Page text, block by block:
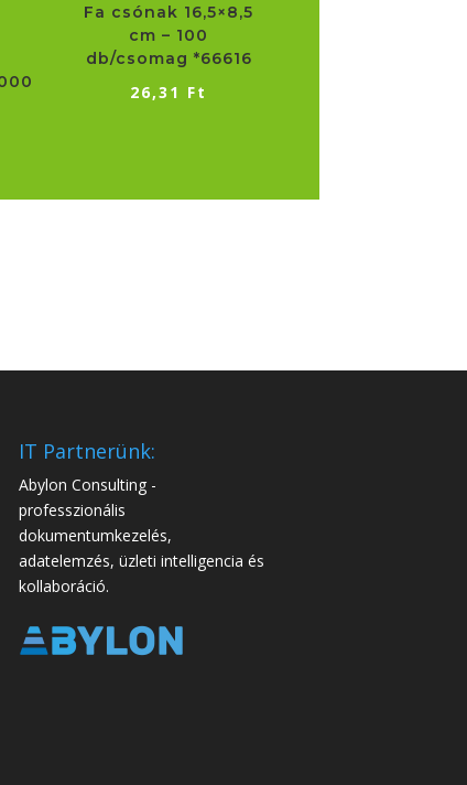
Fa csónak 16,5×8,5
cm – 100
db/csomag *66616
26,31 Ft
IT Partnerünk:
Abylon Consulting -
professzionális
dokumentumkezelés,
adatelemzés, üzleti intelligencia és
kollaboráció.